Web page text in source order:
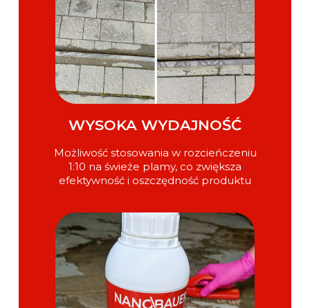
WYSOKA WYDAJNOŚĆ
Możliwość stosowania w rozcieńczeniu
1:10 na świeże plamy, co zwiększa
efektywność i oszczędność produktu